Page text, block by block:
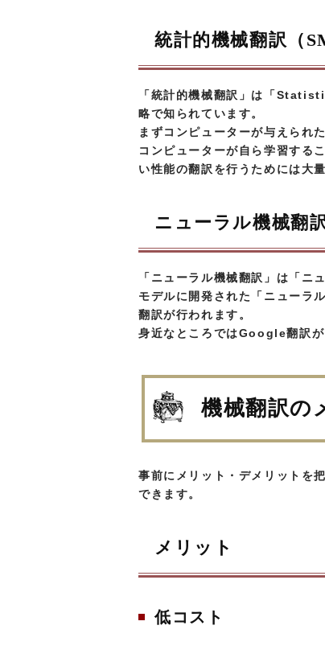
統計的機械翻訳（
「統計的機械翻訳」は「
略で知られています。
まずコンピューターが与えられ
コンピューターが自ら学習する
い性能の翻訳を行うためには大
ニューラル機械翻
「ニューラル機械翻訳」は「ニ
モデルに開発された「ニューラ
翻訳が行われます。
身近なところではGoogle翻訳が
機械翻訳の
事前にメリット・デメリットを
できます。
メリット
低コスト